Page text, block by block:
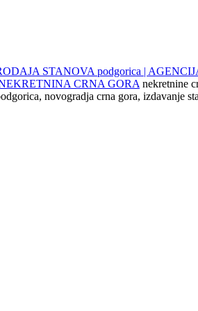
STANOVA podgorica |
CRNA GORA nekretnine
novogradja crna gora, izdavanje